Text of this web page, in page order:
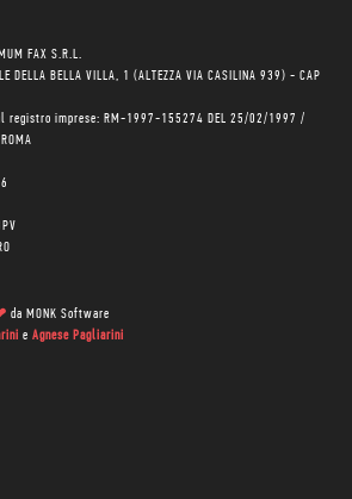
FAX S.R.L.
DELLA BELLA VILLA, 1 (ALTEZZA VIA CASILINA 939) - CAP
registro imprese: RM-1997-155274 DEL 25/02/1997 /
da MONK Software
e Agnese Pagliarini